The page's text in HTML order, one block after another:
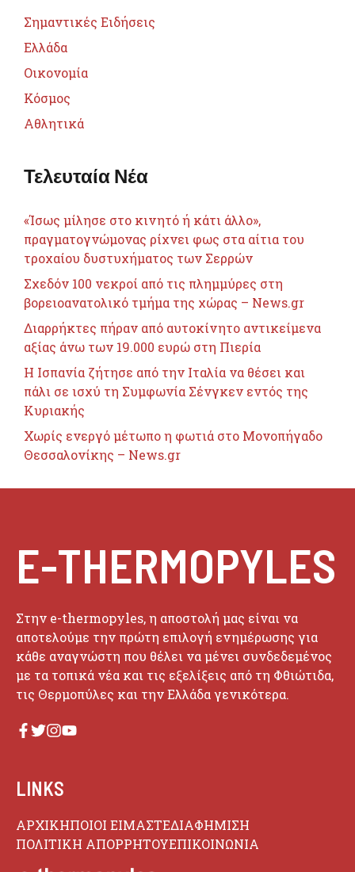
Σημαντικές Ειδήσεις
Ελλάδα
Οικονομία
Κόσμος
Αθλητικά
Τελευταία Νέα
«Ίσως μίλησε στο κινητό ή κάτι άλλο»,
πραγματογνώμονας ρίχνει φως στα αίτια του
τροχαίου δυστυχήματος των Σερρών
Σχεδόν 100 νεκροί από τις πλημμύρες στη
βορειοανατολικό τμήμα της χώρας – News.gr
Διαρρήκτες πήραν από αυτοκίνητο αντικείμενα
αξίας άνω των 19.000 ευρώ στη Πιερία
H Ισπανία ζήτησε από την Ιταλία να θέσει και
πάλι σε ισχύ τη Συμφωνία Σένγκεν εντός της
Κυριακής
Χωρίς ενεργό μέτωπο η φωτιά στο Μονοπήγαδο
Θεσσαλονίκης – News.gr
E-THERMOPYLES
Στην e-thermopyles, η αποστολή μας είναι να
αποτελούμε την πρώτη επιλογή ενημέρωσης για
κάθε αναγνώστη που θέλει να μένει συνδεδεμένος
με τα τοπικά νέα και τις εξελίξεις από τη Φθιώτιδα,
τις Θερμοπύλες και την Ελλάδα γενικότερα.
LINKS
ΑΡΧΙΚΗΠΟΙΟΙ ΕΙΜΑΣΤΕΔΙΑΦΗΜΙΣΗ
ΠΟΛΙΤΙΚΗ ΑΠΟΡΡΗΤΟΥΕΠΙΚΟΙΝΩΝΙΑ